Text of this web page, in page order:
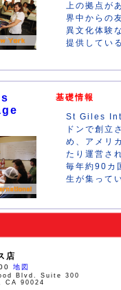
上の拠点が
界中からの
異文化体験
提供している
基礎情報
St Giles
ドンで創立
め、アメリ
たり運営さ
毎年約90カ
生が集って
店
地図
Blvd. Suite 300
CA 90024